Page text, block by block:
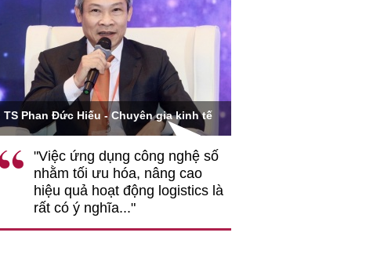
TS Phan Đức Hiếu - Chuyên gia kinh tế
"Việc ứng dụng công nghệ số
nhằm tối ưu hóa, nâng cao
hiệu quả hoạt động logistics là
rất có ý nghĩa..."